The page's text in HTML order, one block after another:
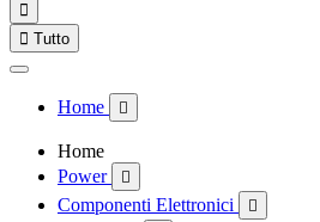

 Tutto
Home 
Home
Power

Componenti Elettronici 